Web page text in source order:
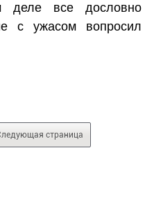
все дословно
с ужасом вопросил
страница